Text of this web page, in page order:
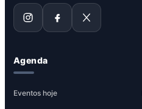
Agenda
Eventos hoje